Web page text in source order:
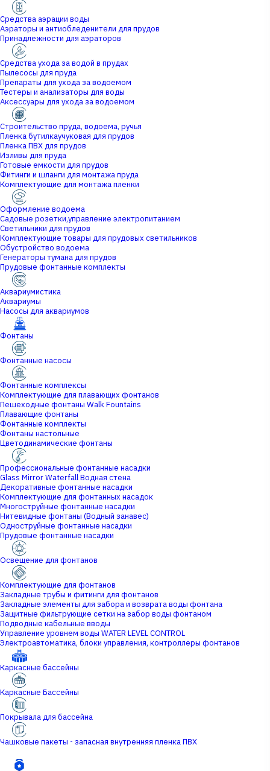
Средства аэрации воды
Аэраторы и антиобледенители для прудов
Принадлежности для аэраторов
Средства ухода за водой в прудах
Пылесосы для пруда
Препараты для ухода за водоемом
Тестеры и анализаторы для воды
Аксессуары для ухода за водоемом
Строительство пруда, водоема, ручья
Пленка бутилкаучуковая для прудов
Пленка ПВХ для прудов
Изливы для пруда
Готовые емкости для прудов
Фитинги и шланги для монтажа пруда
Комплектующие для монтажа пленки
Оформление водоема
Садовые розетки,управление электропитанием
Светильники для прудов
Комплектующие товары для прудовых светильников
Обустройство водоема
Генераторы тумана для прудов
Прудовые фонтанные комплекты
Аквариумистика
Аквариумы
Насосы для аквариумов
Фонтаны
Фонтанные насосы
Фонтанные комплексы
Комплектующие для плавающих фонтанов
Пешеходные фонтаны Walk Fountains
Плавающие фонтаны
Фонтанные комплекты
Фонтаны настольные
Цветодинамические фонтаны
Профессиональные фонтанные насадки
Glass Mirror Waterfall Водная стена
Декоративные фонтанные насадки
Комплектующие для фонтанных насадок
Многоструйные фонтанные насадки
Нитевидные фонтаны (Водный занавес)
Одноструйные фонтанные насадки
Прудовые фонтанные насадки
Освещение для фонтанов
Комплектующие для фонтанов
Закладные трубы и фитинги для фонтанов
Закладные элементы для забора и возврата воды фонтана
Защитные фильтрующие сетки на забор воды фонтаном
Подводные кабельные вводы
Управление уровнем воды WATER LEVEL CONTROL
Электроавтоматика, блоки управления, контроллеры фонтанов
Каркасные бассейны
Каркасные Бассейны
Покрывала для бассейна
Чашковые пакеты - запасная внутренняя пленка ПВХ